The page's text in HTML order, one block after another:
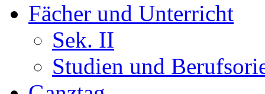
Fächer und Unterricht
Sek. II
Studien und